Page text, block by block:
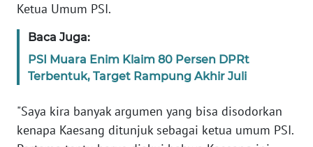
Ketua Umum PSI.
Baca Juga:
PSI Muara Enim Klaim 80 Persen DPRt
Terbentuk, Target Rampung Akhir Juli
"Saya kira banyak argumen yang bisa disodorkan
kenapa Kaesang ditunjuk sebagai ketua umum PSI.
PEDOMAN
SIBER
REDAKSI
KARIR